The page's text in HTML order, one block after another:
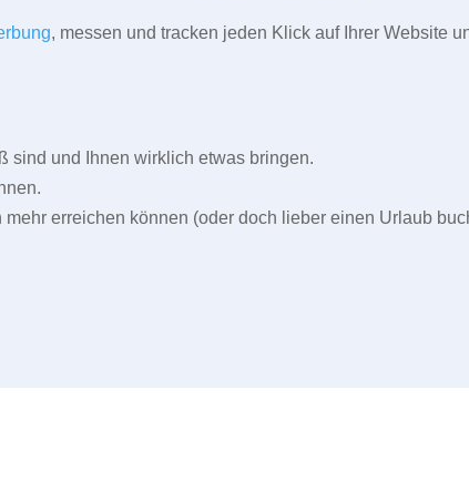
, messen und tracken jeden Klick auf Ihrer Website
sind und Ihnen wirklich etwas bringen.
erreichen können (oder doch lieber einen Urlaub